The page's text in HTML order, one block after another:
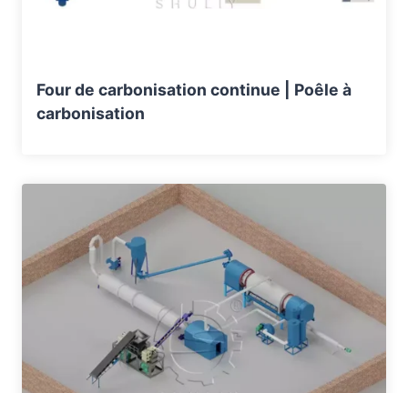
Four de carbonisation continue | Poêle à
carbonisation